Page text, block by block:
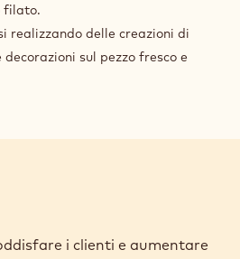
filato.
realizzando delle creazioni di
sul pezzo fresco e
i clienti e aumentare